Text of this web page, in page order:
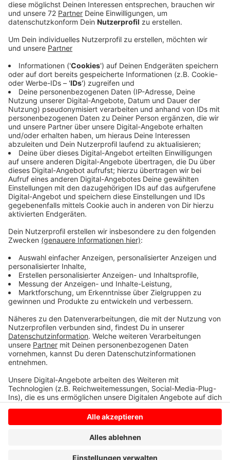
Auf dem Weg zur Klimaneutralität bleibt Münster bis
2030 nur noch ein Gesamt CO²-Ausstoß von 16.000
Kilotonnen. Macht Münster so wie bisher, sei dieses
Budget schätzungsweise jedoch schon vor 2025
aufgebraucht, heißt es bei Fridays for Future Münster.
Es seien also sofortige und wirkungsvolle Maßnahmen
nötig, um das Ziel noch zu erreichen.
Anzeige
Fridays For Future: Maßnahmen gehen nicht
weit genug
Anzeige
Die aktuellen Klimaziele der Bundesregierung unter
Beteiligung der in Münster erneut kandidierenden
amtierenden Umweltministerin Svenja Schulze seien
nach Angaben von Wissenschaftler*innen "nicht
vereinbar mit einer Begrenzung der Erderwärmung auf
1,5 °C oder auch nur auf deutlich unter 2 °C."
Anzeige
Anzeige